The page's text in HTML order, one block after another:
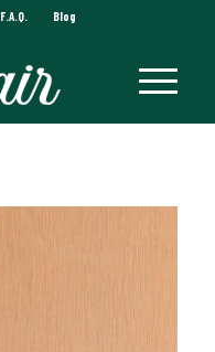
F.A.Q. Blog